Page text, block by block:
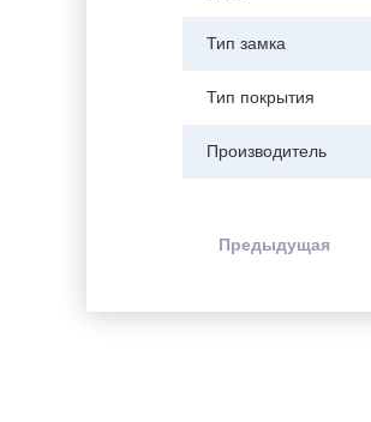
Тип замка
Тип покрытия
Производитель
Предыдущая